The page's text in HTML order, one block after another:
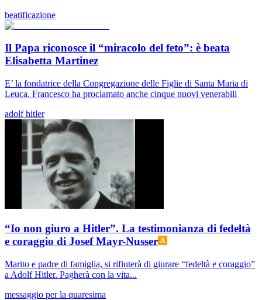
beatificazione
Il Papa riconosce il “miracolo del feto”: è beata
Elisabetta Martinez
E’ la fondatrice della Congregazione delle Figlie di Santa Maria di
Leuca. Francesco ha proclamato anche cinque nuovi venerabili
adolf hitler
“Io non giuro a Hitler”. La testimonianza di fedeltà
e coraggio di Josef Mayr-Nusser
Marito e padre di famiglia, si rifiuterà di giurare “fedeltà e coraggio”
a Adolf Hitler. Pagherà con la vita...
messaggio per la quaresima